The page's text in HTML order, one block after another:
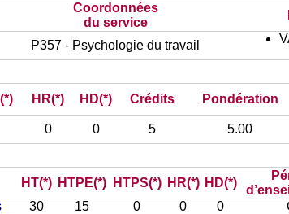
Coordonnées
du service
P357 - Psychologie du travail
HR(*) HD(*) Crédits Pondération
0 0 5 5.00
HT(*) HTPE(*) HTPS(*) HR(*) HD(*)
30 15 0 0 0